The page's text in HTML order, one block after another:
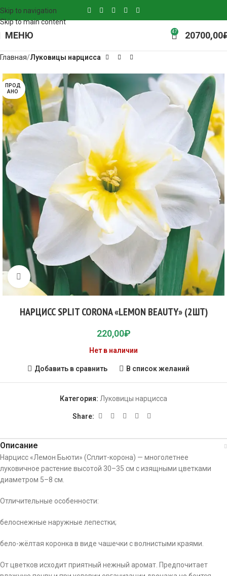
Skip to navigation
Skip to main content
МЕНЮ 47 20700,00
Главная Луковицы нарцисса
ПРОД
АНО
Click to enlarge
НАРЦИСС SPLIT CORONA «LEMON BEAUTY» (2ШТ)
220,00₽
Нет в наличии
Добавить в сравнить В список желаний
Категория: Луковицы нарцисса
Share:
Описание
Нарцисс «Лемон Бьюти» (Сплит-корона) — многолетнее
луковичное растение высотой 30–35 см с изящными цветками
диаметром 5–8 см.
Отличительные особенности:
белоснежные наружные лепестки;
бело-жёлтая коронка в виде чашечки с волнистыми краями.
От цветков исходит приятный нежный аромат. Предпочитает